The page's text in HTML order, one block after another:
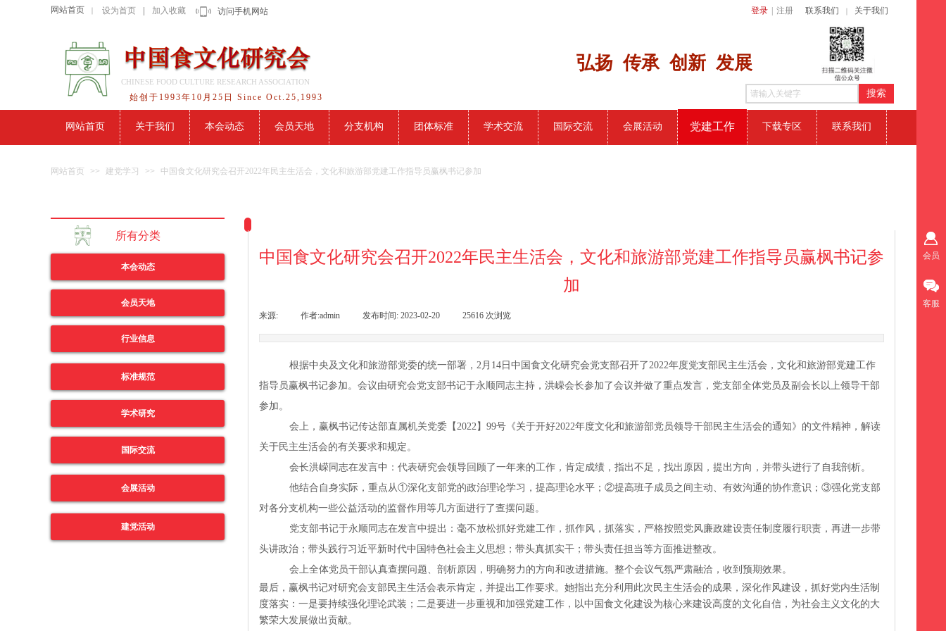
设为首页 加入收藏
网站首页 访问手机网站 登录 注册 联系我们 关于我们
始创于1993年10月25日 Since Oct.25,1993
CHINESE FOOD CULTURE RESEARCH ASSOCIATION
弘扬 传​承 创新 发展
搜索
网站首页 关于我们 本会动态 会员天地 分支机构 团体标准 学术交流 国际交流 会展活动 党建工作 下载专区 联系我们
网站首页 >> 建党学习 >> 中国食文化研究会召开2022年民主生活会，文化和旅游部党建工作指导员赢枫书记参加
所有分类
中国食文化研究会召开2022年民主生活会，文化和旅游部党建工作指导员赢枫书记参
加
来源: 作者:admin 发布时间: 2023-02-20 25616 次浏览
根据中央及文化和旅游部党委的统一部署，2月14日中国食文化研究会党支部召开了2022年度党支部民主生活会，文化和旅游部党建工作
指导员赢枫书记参加。会议由研究会党支部书记于永顺同志主持，洪嵘会长参加了会议并做了重点发言，党支部全体党员及副会长以上领导干部
参加。
会上，赢枫书记传达部直属机关党委【2022】99号《关于开好2022年度文化和旅游部党员领导干部民主生活会的通知》的文件精神，解读
关于民主生活会的有关要求和规定。
会长洪嵘同志在发言中：代表研究会领导回顾了一年来的工作，肯定成绩，指出不足，找出原因，提出方向，并带头进行了自我剖析。
他结合自身实际，重点从①深化支部党的政治理论学习，提高理论水平；②提高班子成员之间主动、有效沟通的协作意识；③强化党支部
对各分支机构一些公益活动的监督作用等几方面进行了查摆问题。
党支部书记于永顺同志在发言中提出：毫不放松抓好党建工作，抓作风，抓落实，严格按照党风廉政建设责任制度履行职责，再进一步带
头讲政治；带头践行习近平新时代中国特色社会主义思想；带头真抓实干；带头责任担当等方面推进整改。
会上全体党员干部认真查摆问题、剖析原因，明确努力的方向和改进措施。整个会议气氛严肃融洽，收到预期效果。
最后，赢枫书记对研究会支部民主生活会表示肯定，并提出工作要求。她指出充分利用此次民主生活会的成果，深化作风建设，抓好党内生活制
度落实：一是要持续强化理论武装；二是要进一步重视和加强党建工作，以中国食文化建设为核心来建设高度的文化自信，为社会主义文化的大
繁荣大发展做出贡献。
本会动态
会员天地
行业信息
标准规范
学术研究
国际交流
会展活动
建党活动
会员
客服